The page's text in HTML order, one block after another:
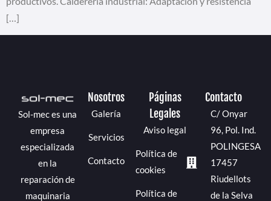
[…]
Sol-mec es una
empresa
especializada
en la
reparación de
maquinaria
Nosotros
Galería
Servicios
Contacto
Páginas
Legales
Aviso legal
Política de
cookies
Política de
Contacto
C/ Onyar
96, Pol. Ind.
POLINGESA
17457
Riudellots
de la Selva